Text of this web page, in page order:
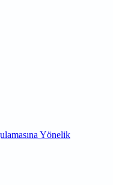
Yönelik